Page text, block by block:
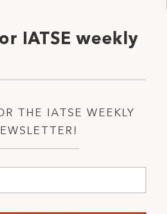
IATSE weekly
THE IATSE WEEKLY